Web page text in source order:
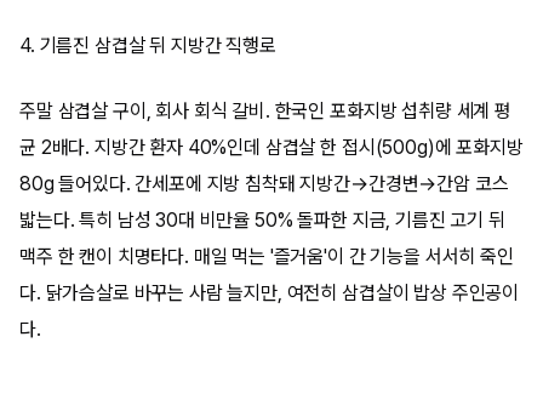
4. 기름진 삼겹살 뒤 지방간 직행로
주말 삼겹살 구이, 회사 회식 갈비. 한국인 포화지방 섭취량 세계 평
균 2배다. 지방간 환자 40%인데 삼겹살 한 접시(500g)에 포화지방
80g 들어있다. 간세포에 지방 침착돼 지방간→간경변→간암 코스
밟는다. 특히 남성 30대 비만율 50% 돌파한 지금, 기름진 고기 뒤
맥주 한 캔이 치명타다. 매일 먹는 '즐거움'이 간 기능을 서서히 죽인
다. 닭가슴살로 바꾸는 사람 늘지만, 여전히 삼겹살이 밥상 주인공이
다.